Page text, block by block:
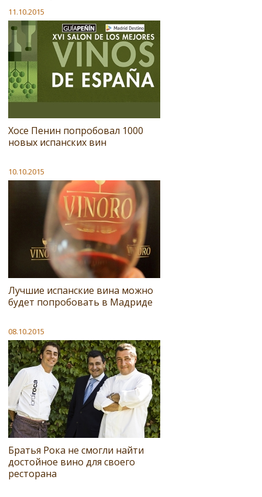
11.10.2015
Хосе Пенин попробовал 1000
новых испанских вин
10.10.2015
Лучшие испанские вина можно
будет попробовать в Мадриде
08.10.2015
Братья Рока не смогли найти
достойное вино для своего
ресторана